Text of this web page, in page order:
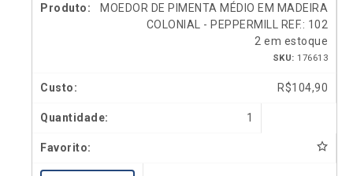
MOEDOR DE PIMENTA MÉDIO EM MADEIRA
COLONIAL - PEPPERMILL REF.: 102
2 em estoque
SKU: 176613
R$104,90
1